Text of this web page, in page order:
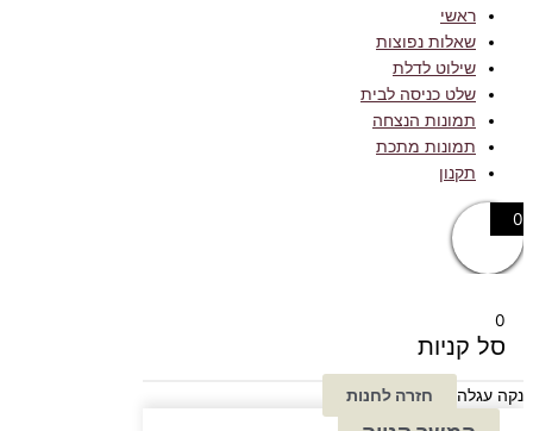
ראשי
שאלות נפוצות
שילוט לדלת
שלט כניסה לבית
תמונות הנצחה
תמונות מתכת
תקנון
סל קניות
נקה עגלה חזרה לחנות